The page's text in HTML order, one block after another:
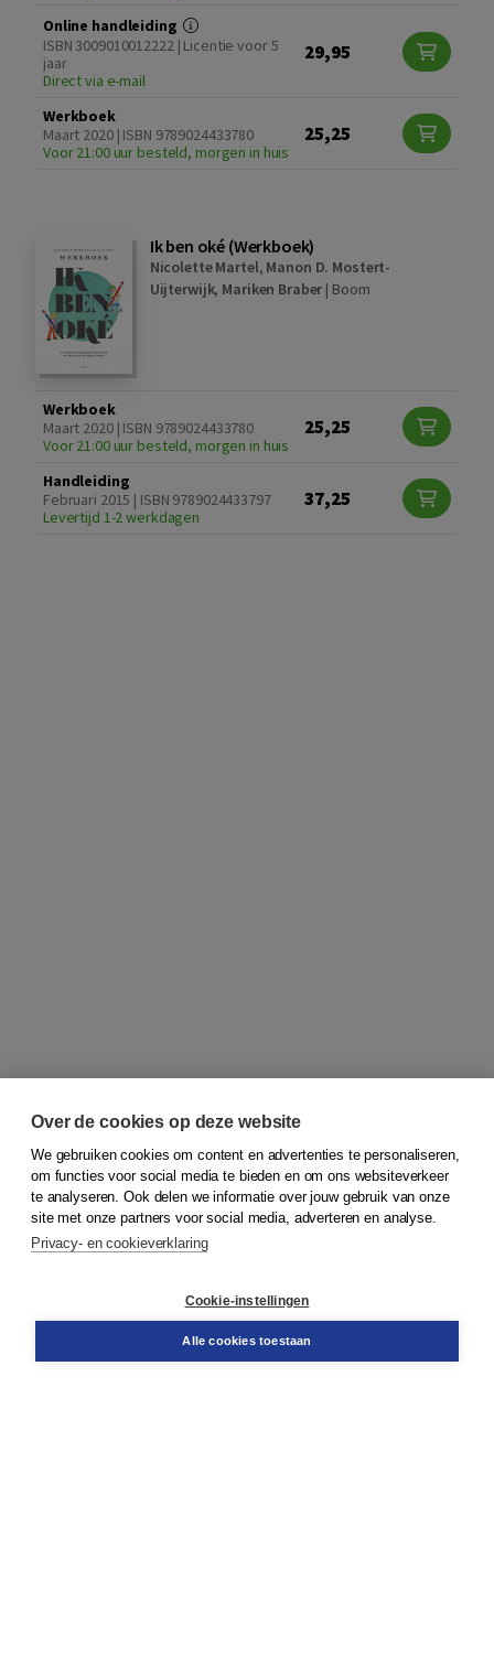
Online handleiding
ISBN 3009010012222 | Licentie voor 5
jaar
Direct via e-mail
29,95
Werkboek
Maart 2020 | ISBN 9789024433780
Voor 21:00 uur besteld, morgen in huis
25,25
Ik ben oké (Werkboek)
Nicolette Martel, Manon D. Mostert-
Uijterwijk, Mariken Braber | Boom
Werkboek
Maart 2020 | ISBN 9789024433780
Voor 21:00 uur besteld, morgen in huis
25,25
Handleiding
Februari 2015 | ISBN 9789024433797
Levertijd 1-2 werkdagen
37,25
© 2026Koninklijke Boom uitgevers
Bestellen
Over de cookies op deze website
We gebruiken cookies om content en advertenties te personaliseren,
om functies voor social media te bieden en om ons websiteverkeer
te analyseren. Ook delen we informatie over jouw gebruik van onze
site met onze partners voor social media, adverteren en analyse.
Privacy- en cookieverklaring
Cookie-instellingen
Alle cookies toestaan